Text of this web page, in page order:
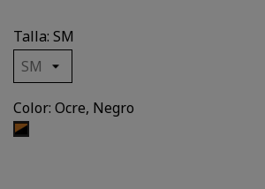
Talla: SM
Color: Ocre, Negro
Ocre,